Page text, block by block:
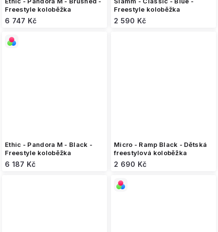
Freestyle koloběžka
6 747 Kč
Freestyle koloběžka
2 590 Kč
Ethic - Pandora M - Black -
Freestyle koloběžka
6 187 Kč
Micro - Ramp Black - Dětská
freestylová koloběžka
2 690 Kč